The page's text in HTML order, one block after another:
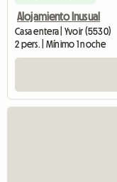
Alojamiento Inusual
Casa entera | Yvoir (5530)
2 pers. | Mínimo 1 noche